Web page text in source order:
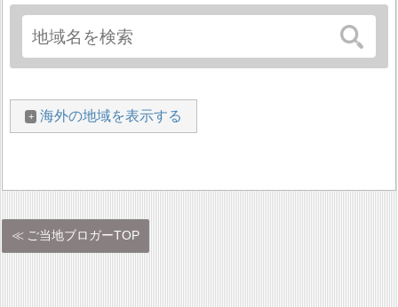
海外の地域を表示する
ご当地ブロガーTOP